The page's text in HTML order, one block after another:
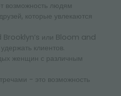
возможность людям
которые увлекаются
Brooklyn’s или Bloom and
клиентов.
женщин с различным
- это возможность